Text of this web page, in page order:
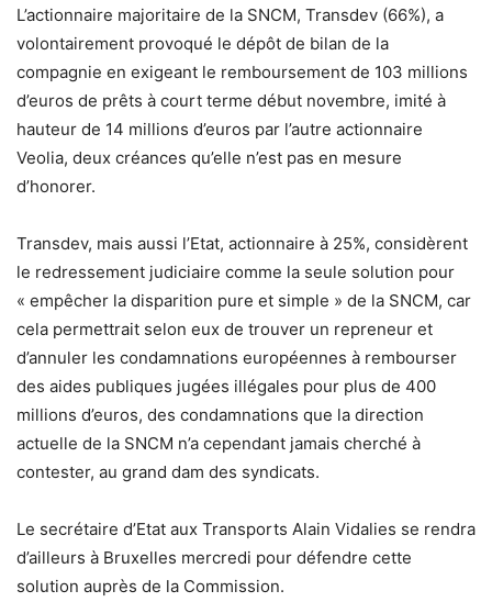
L’actionnaire majoritaire de la SNCM, Transdev (66%), a
volontairement provoqué le dépôt de bilan de la
compagnie en exigeant le remboursement de 103 millions
d’euros de prêts à court terme début novembre, imité à
hauteur de 14 millions d’euros par l’autre actionnaire
Veolia, deux créances qu’elle n’est pas en mesure
d’honorer.
Transdev, mais aussi l’Etat, actionnaire à 25%, considèrent
le redressement judiciaire comme la seule solution pour
« empêcher la disparition pure et simple » de la SNCM, car
cela permettrait selon eux de trouver un repreneur et
d’annuler les condamnations européennes à rembourser
des aides publiques jugées illégales pour plus de 400
millions d’euros, des condamnations que la direction
actuelle de la SNCM n’a cependant jamais cherché à
contester, au grand dam des syndicats.
Le secrétaire d’Etat aux Transports Alain Vidalies se rendra
d’ailleurs à Bruxelles mercredi pour défendre cette
solution auprès de la Commission.